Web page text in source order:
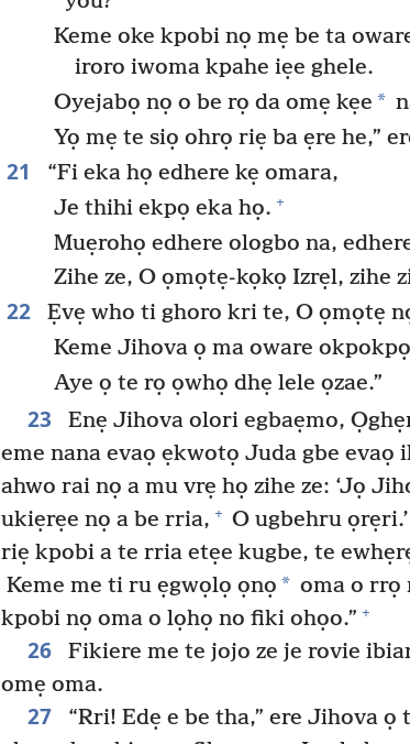
Keme oke kpobi nọ mẹ be ta
iroro iwoma kpahe iẹe ghele.
Oyejabọ nọ o be rọ da omẹ kẹe *
Yọ mẹ te siọ ohrọ riẹ ba ẹre he,”
21
“Fi eka họ edhere kẹ omara,
Je thihi ekpọ eka họ. +
Muẹrohọ edhere ologbo na,
Zihe ze, O ọmọtẹ-kọkọ Izrẹl, zihe
22
Ẹvẹ who ti ghoro kri te, O ọmọtẹ
Keme Jihova ọ ma oware
Aye ọ te rọ ọwhọ dhẹ lele ọzae.”
23
Enẹ Jihova olori egbaẹmo,
eme nana evaọ ẹkwotọ Juda gbe
ahwo rai nọ a mu vrẹ họ zihe ze: ‘Jọ
ukiẹrẹe nọ a be rria, + O ugbehru ọrẹri.’
riẹ kpobi a te rria etẹe kugbe, te
Keme me ti ru ẹgwọlọ ọnọ * oma o rrọ
kpobi nọ oma o lọhọ no fiki ohọo.” +
26
Fikiere me te jojo ze je rovie
omẹ oma.
27 “Rri! Edẹ e be tha,” ere Jihova ọ